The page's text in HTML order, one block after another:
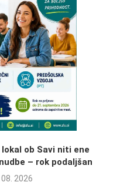
lokal ob Savi niti ene
– rok podaljšan
2026